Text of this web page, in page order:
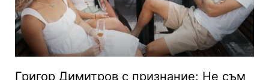
Григор Димитров с признание: Не съм